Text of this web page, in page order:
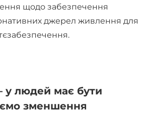
щодо забезпечення
джерел живлення для
людей має бути
зменшення